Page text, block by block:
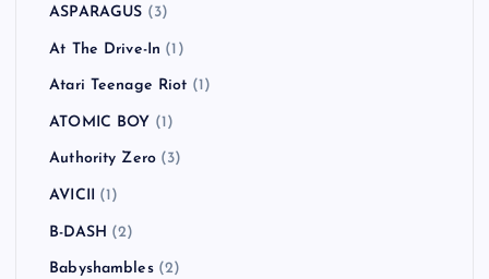
ASPARAGUS (3)
At The Drive-In (1)
Atari Teenage Riot (1)
ATOMIC BOY (1)
Authority Zero (3)
AVICII (1)
B-DASH (2)
Babyshambles(2)